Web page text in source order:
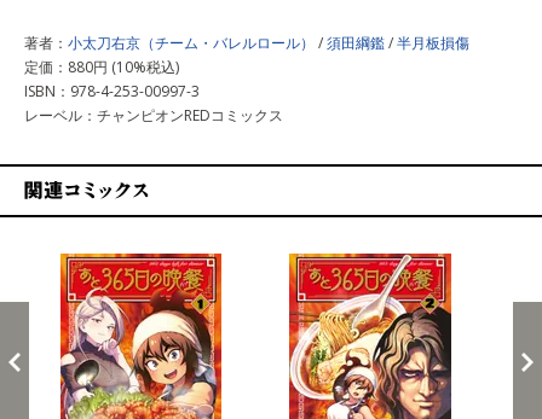
著者： 小太刀右京（チーム・バレルロール） /須田綱鑑/半月板損傷
定価：880円 (10%税込)
ISBN：978-4-253-00997-3
レーベル：チャンピオンREDコミックス